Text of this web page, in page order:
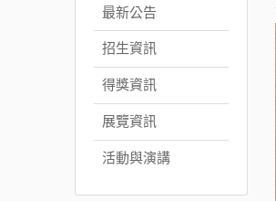
最新公告
招生資訊
得獎資訊
展覽資訊
活動與演講